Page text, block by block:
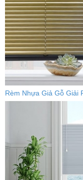
Rèm Nhựa Giả Gỗ Giải